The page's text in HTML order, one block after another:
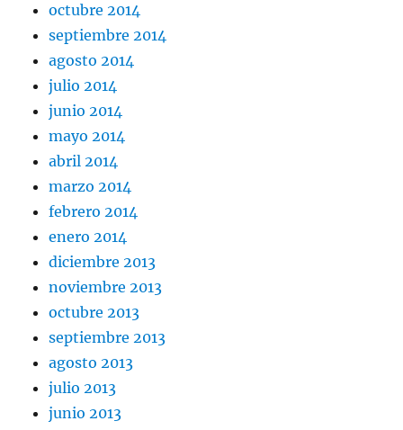
octubre 2014
septiembre 2014
agosto 2014
julio 2014
junio 2014
mayo 2014
abril 2014
marzo 2014
febrero 2014
enero 2014
diciembre 2013
noviembre 2013
octubre 2013
septiembre 2013
agosto 2013
julio 2013
junio 2013